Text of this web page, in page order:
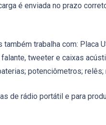
é enviada no prazo
também trabalha com: Placa
tweeter e caixas
potenciômetros;
de rádio portátil e para